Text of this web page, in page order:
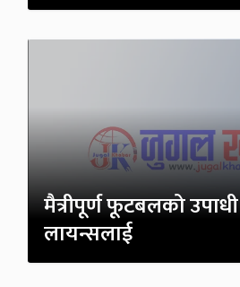
मैत्रीपूर्ण फूटबलको उपाधी
लायन्सलाई